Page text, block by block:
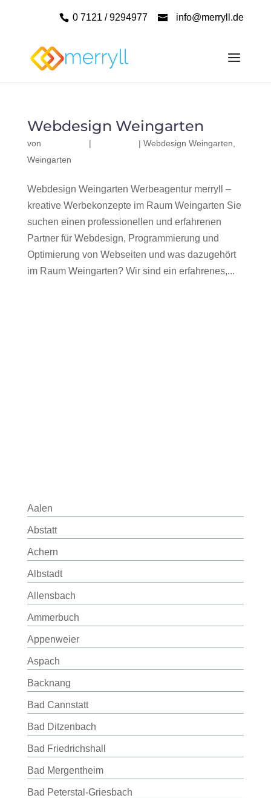
0 7121 / 9294977 info@merryll.de
Webdesign Weingarten
von | | Webdesign Weingarten
Weingarten
Webdesign Weingarten Werbeagentur merryll –
kreative Werbekonzepte im Raum Weingarten Sie
suchen einen professionellen und erfahrenen
Partner für Webdesign, Programmierung und
Optimierung von Webseiten und was dazugehört
im Raum Weingarten? Wir sind ein erfahrenes,...
Aalen
Abstatt
Achern
Albstadt
Allensbach
Ammerbuch
Appenweier
Aspach
Backnang
Bad Cannstatt
Bad Ditzenbach
Bad Friedrichshall
Bad Mergentheim
Bad Peterstal-Griesbach